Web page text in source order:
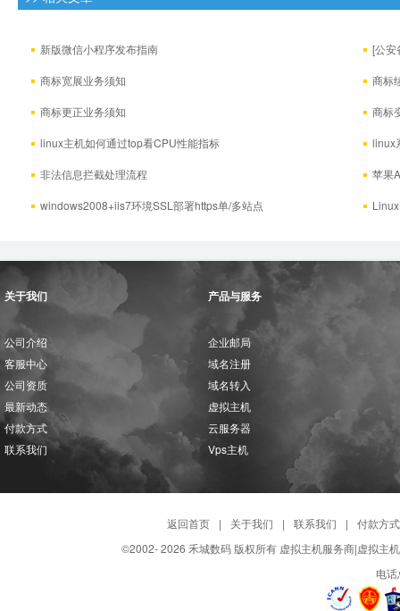
新版微信小程序发布指南 [公安
​商标宽展业务须知 商标
商标更正业务须知 商标
linux主机如何通过top看CPU性能指标 linux
非法信息拦截处理流程 苹果
windows2008+iis7环境SSL部署https单/多站点
关于我们
公司介绍
客服中心
公司资质
最新动态
付款方式
联系我们
产品与服务
企业邮局
域名注册
域名转入
虚拟主机
云服务器
Vps主机
返回首页 | 关于我们 | 联系我们 |
付款方式
©2002-2026 禾城数码 版权所有 虚拟主机服务商|虚拟主
电